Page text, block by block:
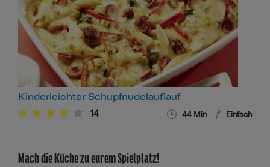
Kinderleichter Schupfnudelauflauf
14 44 Min Einfach
Mach die Küche zu eurem Spielplatz!